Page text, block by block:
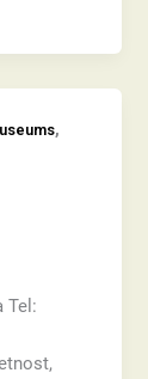
,
Tel: